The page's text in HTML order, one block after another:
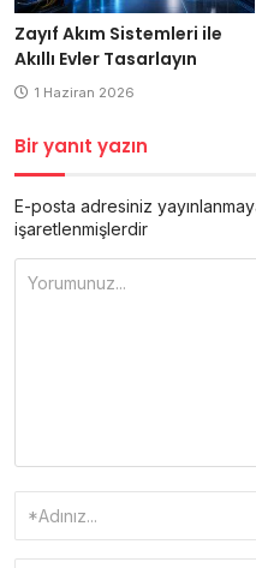
Zayıf Akım Sistemleri ile
Akıllı Evler Tasarlayın
1 Haziran 2026
Bir yanıt yazın
E-posta adresiniz
işaretlenmişlerdir